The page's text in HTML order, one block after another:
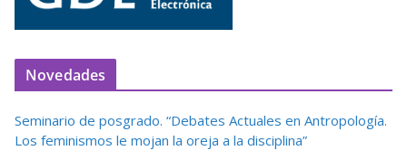
Novedades
Seminario de posgrado. “Debates Actuales en Antropología.
Los feminismos le mojan la oreja a la disciplina”